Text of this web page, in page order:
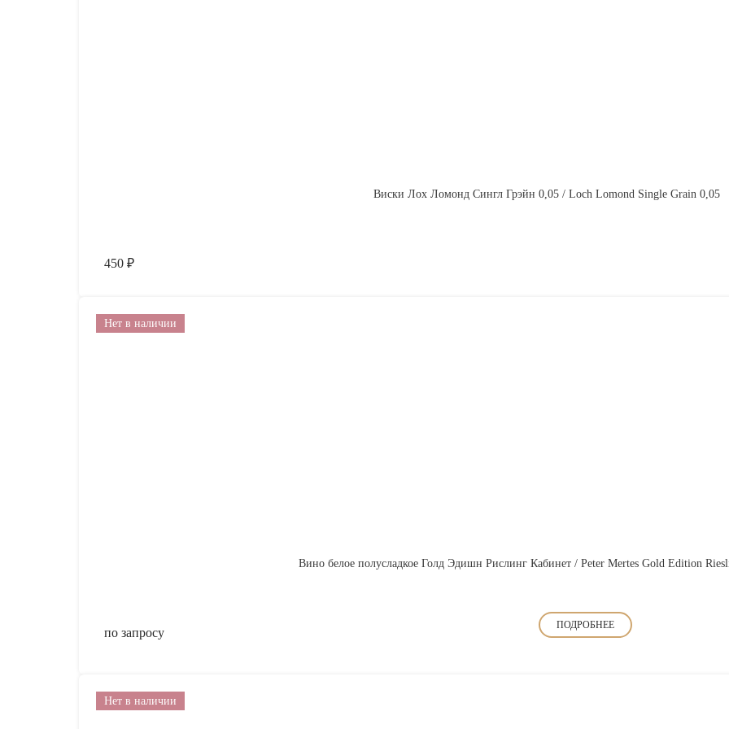
Виски Лох Ломонд Сингл Грэйн 0,05 / Loch Lomond Single Grain 0,05
450 ₽
Нет в наличии
Вино белое полусладкое Голд Эдишн Рислинг Кабинет / Peter Mertes Gold Edition
по запросу
ПОДРОБНЕЕ
Нет в наличии